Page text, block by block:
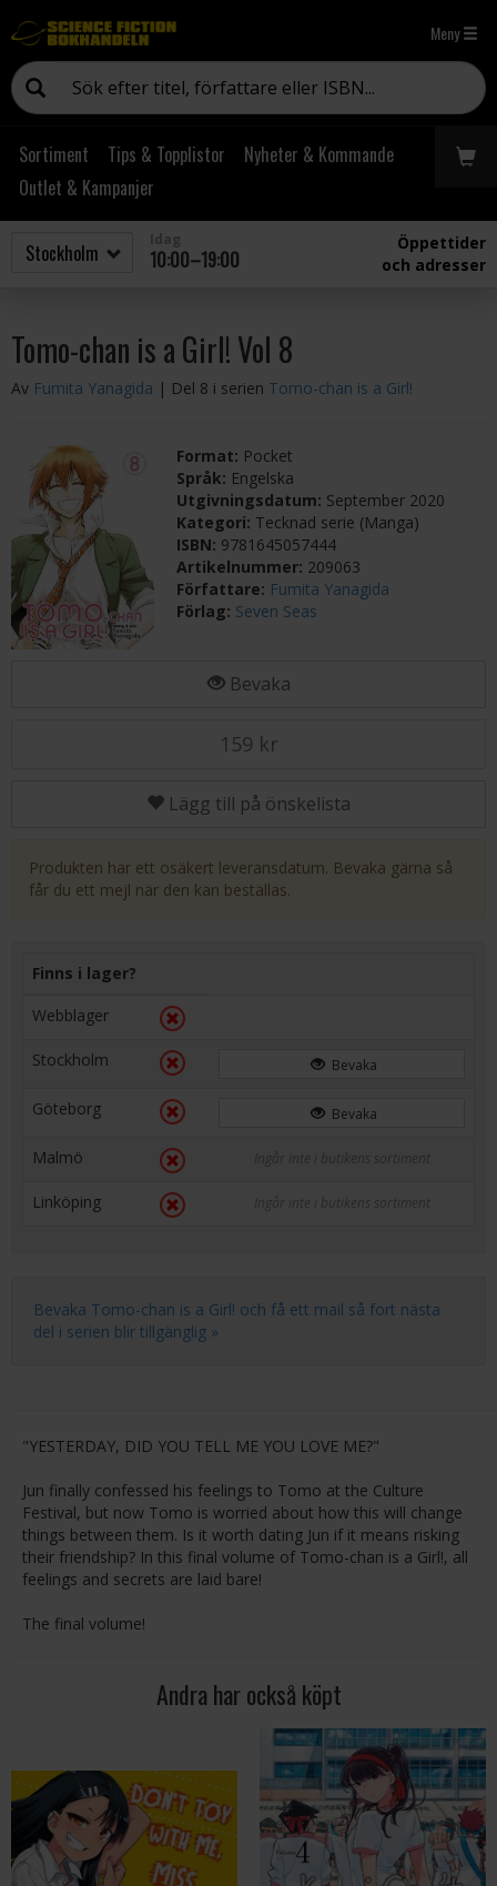
Meny
Sortiment Tips & Topplistor
Nyheter & Kommande
Outlet & Kampanjer
10:00–19:00
Öppettider
och adresser
Tomo-chan is a Girl! Vol 8
Av Fumita Yanagida | Del 8 i serien Tomo-chan is a Girl!
Format: Pocket
Språk: Engelska
Utgivningsdatum: September 2020
Kategori: Tecknad serie (Manga)
ISBN: 9781645057444
Artikelnummer: 209063
Författare: Fumita Yanagida
Förlag: Seven Seas
Bevaka
159 kr
Lägg till på önskelista
Produkten har ett osäkert leveransdatum. Bevaka gärna så
får du ett mejl när den kan beställas.
Finns i lager?
Webblager
Stockholm Bevaka
Göteborg Bevaka
Malmö Ingår inte i butikens sortiment
Linköping Ingår inte i butikens sortiment
Bevaka Tomo-chan is a Girl! och få ett mail så fort nästa
del i serien blir tillgänglig »
"YESTERDAY, DID YOU TELL ME YOU LOVE ME?"
Jun finally confessed his feelings to Tomo at the Culture
Festival, but now Tomo is worried about how this will change
things between them. Is it worth dating Jun if it means risking
their friendship? In this final volume of Tomo-chan is a Girl!, all
feelings and secrets are laid bare!
The final volume!
Andra har också köpt